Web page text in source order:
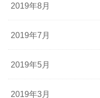
2019年8月
2019年7月
2019年5月
2019年3月